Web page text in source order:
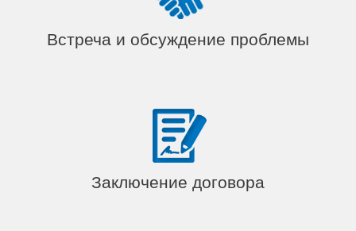
Встреча и обсуждение проблемы
Заключение договора